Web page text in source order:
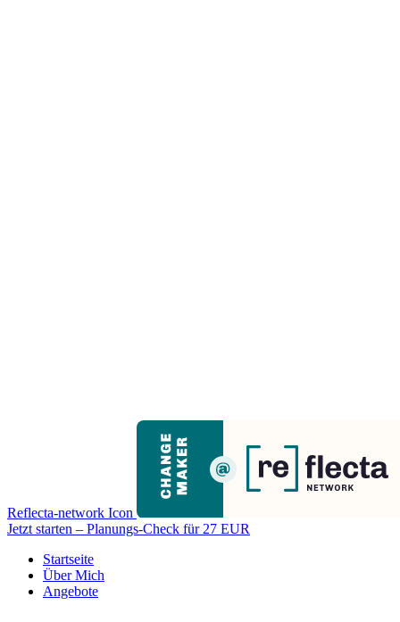
Reflecta-network Icon
Jetzt starten – Planungs-Check für 27 EUR
Startseite
Über Mich
Angebote